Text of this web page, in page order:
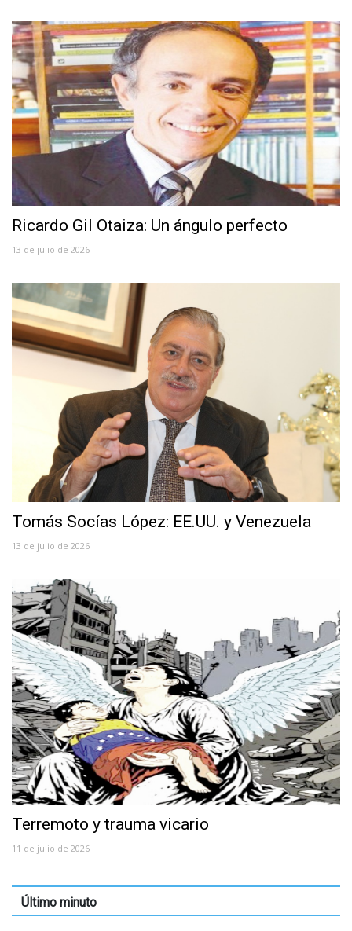
Ricardo Gil Otaiza: Un ángulo perfecto
13 de julio de 2026
Tomás Socías López: EE.UU. y Venezuela
13 de julio de 2026
Terremoto y trauma vicario
11 de julio de 2026
Último minuto